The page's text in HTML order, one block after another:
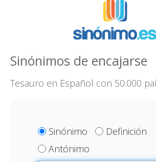
Sinónimos de encajarse
Tesauro en Español con 50.000
Sinónimo
Definición
Antónimo